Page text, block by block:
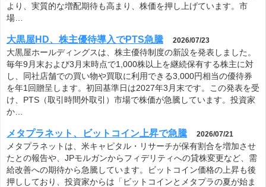
より、実質的な増配期待も高まり、株価を押し上げています。市
場…
大黒屋HD、株主優待導入でPTS急騰 2026/07/23
大黒屋ホールディングスは、株主優待制度の新設を発表しました。
毎年9月末および3月末時点で1,000株以上を継続保有する株主に対
し、同社店舗での買い物や買取に利用できる3,000円相当の優待券
を年1回贈呈します。初回基準日は2027年3月末です。この発表を受
け、PTS（取引時間外取引）市場で株価が急騰しています。投資家
か…
メタプラネット、ビットコイン上昇で急騰 2026/07/21
メタプラネットは、米キャピタル・リサーチが保有割合を増加させ
たとの報告や、JPモルガンからフィデリティへの貸株変更など、需
給改善への期待から急騰しています。ビットコイン価格の上昇も後
押ししており、投資家からは「ビットコインとメタプラの夏が始ま